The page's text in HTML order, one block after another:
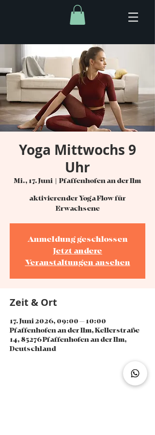
Yoga Mittwochs 9
Uhr
Mi., 17. Juni
  |
Pfaffenhofen an der Ilm
aktivierender Yoga Flow für
Erwachsene
Anmeldung geschlossen
Jetzt andere
Veranstaltungen ansehen
Zeit & Ort
17. Juni 2026, 09:00 – 10:00
Pfaffenhofen an der Ilm, Kellerstraße
14, 85276 Pfaffenhofen an der Ilm,
Deutschland